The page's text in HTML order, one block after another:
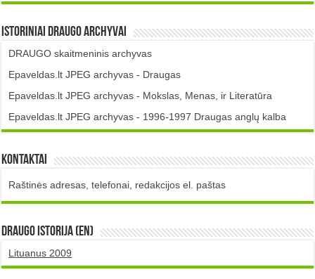
Istoriniai DRAUGO Archyvai
DRAUGO skaitmeninis archyvas
Epaveldas.lt JPEG archyvas - Draugas
Epaveldas.lt JPEG archyvas - Mokslas, Menas, ir Literatūra
Epaveldas.lt JPEG archyvas - 1996-1997 Draugas anglų kalba
Kontaktai
Raštinės adresas, telefonai, redakcijos el. paštas
DRAUGO istorija (EN)
Lituanus 2009